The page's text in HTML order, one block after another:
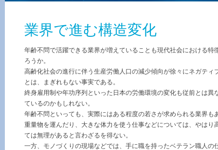
業界で進む構造変化
年齢不問で活躍できる業界が増えていることも現代社会における特
ろうか。
高齢化社会の進行に伴う生産労働人口の減少傾向が徐々にネガティ
とは、まぎれもない事実である。
終身雇用制や年功序列といった日本の労働環境の変化も従前とは異
ているのかもしれない。
年齢不問といっても、実際にはある程度の若さが求められる業界も
重量物を運んだり、大きな体力を使う仕事などについては、やはり
ては無理があると言わざるを得ない。
一方、モノづくりの現場などでは、手に職を持ったベテラン職人の